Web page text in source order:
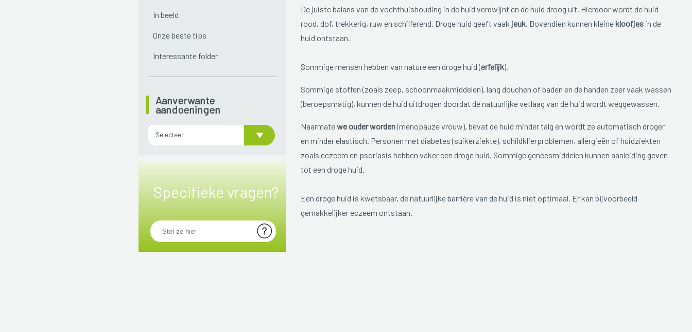
In beeld
Onze beste tips
Interessante folder
Aanverwante
aandoeningen
Selecteer
Specifieke vragen?
De juiste balans van de vochthuishouding in de huid verdwijnt en de huid droog uit. Hierdoor wordt de huid
rood, dof, trekkerig, ruw en schilferend. Droge huid geeft vaak jeuk. Bovendien kunnen kleinekloofjesin de
huid ontstaan.
Sommige mensen hebben van nature een droge huid (erfelijk).
Sommige stoffen (zoals zeep, schoonmaakmiddelen), lang douchen of baden en de handen zeer vaak wassen
(beroepsmatig), kunnen de huid uitdrogen doordat de natuurlijke vetlaag van de huid wordt weggewassen.
Naarmatewe ouder worden(menopauze vrouw), bevat de huid minder talg en wordt ze automatisch droger
en minder elastisch. Personen met diabetes (suikerziekte), schildklierproblemen, allergieën of huidziekten
zoals eczeem en psoriasis hebben vaker een droge huid. Sommige geneesmiddelen kunnen aanleiding geven
tot een droge huid.
Een droge huid is kwetsbaar, de natuurlijke barrière van de huid is niet optimaal. Er kan bijvoorbeeld
gemakkelijker eczeem ontstaan.